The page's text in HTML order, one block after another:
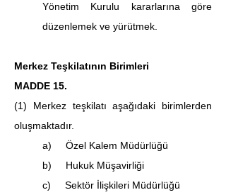
Yönetim Kurulu kararlarına göre
düzenlemek ve yürütmek.
Merkez Teşkilatının Birimleri
MADDE 15.
(1) Merkez teşkilatı aşağıdaki birimlerden
oluşmaktadır.
a)     Özel Kalem Müdürlüğü
b)     Hukuk Müşavirliği
c)     Sektör İlişkileri Müdürlüğü